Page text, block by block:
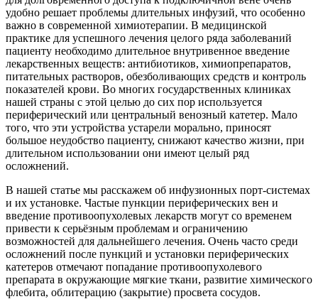
удобно решает проблемы длительных инфузий, что особенно
важно в современной химиотерапии. В медицинской
практике для успешного лечения целого ряда заболеваний
пациенту необходимо длительное внутривенное введение
лекарственных веществ: антибиотиков, химиопрепаратов,
питательных растворов, обезболивающих средств и контроль
показателей крови. Во многих государственных клиниках
нашей страны с этой целью до сих пор используется
периферический или центральный венозный катетер. Мало
того, что эти устройства устарели морально, приносят
большое неудобство пациенту, снижают качество жизни, при
длительном использовании они имеют целый ряд
осложнений.
В нашей статье мы расскажем об инфузионных порт-системах
и их установке. Частые пункции периферических вен и
введение противоопухолевых лекарств могут со временем
привести к серьёзным проблемам и ограничению
возможностей для дальнейшего лечения. Очень часто среди
осложнений после пункций и установки периферических
катетеров отмечают попадание противоопухолевого
препарата в окружающие мягкие ткани, развитие химического
флебита, облитерацию (закрытие) просвета сосудов.